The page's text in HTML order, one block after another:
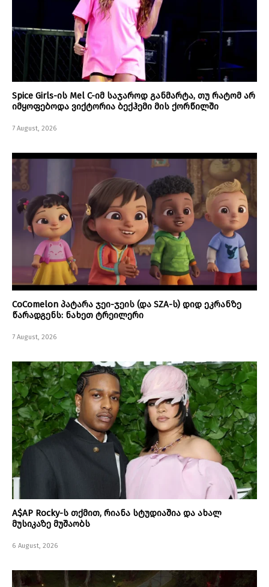
Spice Girls-ის Mel C-იმ საჯაროდ განმარტა, თუ რატომ არ
იმყოფებოდა ვიქტორია ბექჰემი მის ქორწილში
7 August, 2026
CoComelon პატარა ჯეი-ჯეის (და SZA-ს) დიდ ეკრანზე
წარადგენს: ნახეთ ტრეილერი
7 August, 2026
A$AP Rocky-ს თქმით, რიანა სტუდიაშია და ახალ
მუსიკაზე მუშაობს
6 August, 2026